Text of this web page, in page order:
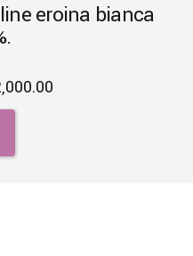
eroina bianca